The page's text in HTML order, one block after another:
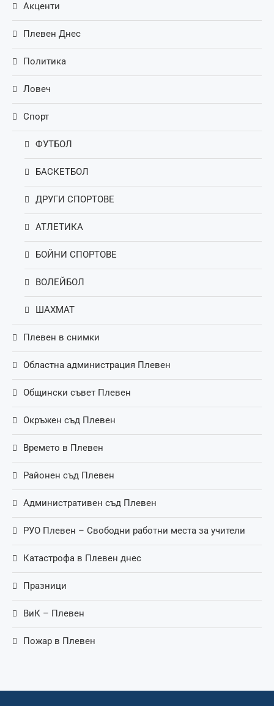
Акценти
Плевен Днес
Политика
Ловеч
Спорт
ФУТБОЛ
БАСКЕТБОЛ
ДРУГИ СПОРТОВЕ
АТЛЕТИКА
БОЙНИ СПОРТОВЕ
ВОЛЕЙБОЛ
ШАХМАТ
Плевен в снимки
Областна администрация Плевен
Общински съвет Плевен
Окръжен съд Плевен
Времето в Плевен
Районен съд Плевен
Административен съд Плевен
РУО Плевен – Свободни работни места за учители
Катастрофа в Плевен днес
Празници
ВиК – Плевен
Пожар в Плевен